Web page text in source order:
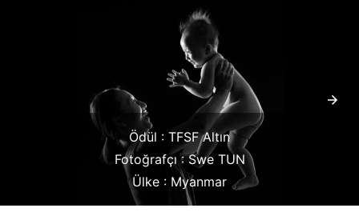
Ödül : TFSF Altın
Fotoğrafçı : Swe TUN
Ülke : Myanmar